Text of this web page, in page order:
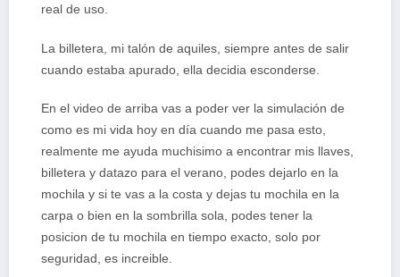
real de uso.
La billetera, mi talón de aquiles, siempre antes de salir
cuando estaba apurado, ella decidia esconderse.
En el video de arriba vas a poder ver la simulación de
como es mi vida hoy en día cuando me pasa esto,
realmente me ayuda muchisimo a encontrar mis llaves,
billetera y datazo para el verano, podes dejarlo en la
mochila y si te vas a la costa y dejas tu mochila en la
carpa o bien en la sombrilla sola, podes tener la
posicion de tu mochila en tiempo exacto, solo por
seguridad, es increible.